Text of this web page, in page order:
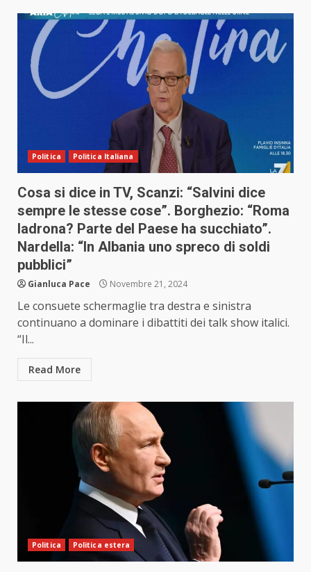
Politica Politica Italiana
Cosa si dice in TV, Scanzi: “Salvini dice
sempre le stesse cose”. Borghezio: “Roma
ladrona? Parte del Paese ha succhiato”.
Nardella: “In Albania uno spreco di soldi
pubblici”
Gianluca Pace Novembre 21, 2024
Le consuete schermaglie tra destra e sinistra
continuano a dominare i dibattiti dei talk show italici.
“Il...
Read More
Politica Politica estera